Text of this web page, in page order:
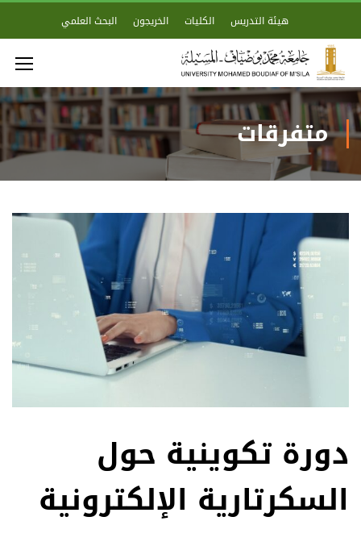
هيئة التدريس الكليات الخريجون البحث العلمي
متفرقات
دورة تكوينية حول
السكرتارية الإلكترونية